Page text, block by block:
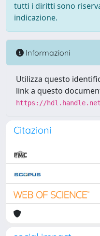
tutti i diritti sono
indicazione.
Informazioni
Utilizza questo
link a questo
https://hdl.handle.net/
Citazioni